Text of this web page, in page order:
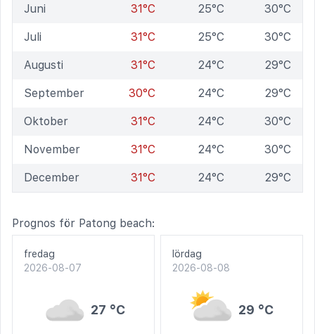
Juni 31°C 25°C 30°C
Juli 31°C 25°C 30°C
Augusti 31°C 24°C 29°C
September 30°C 24°C 29°C
Oktober 31°C 24°C 30°C
November 31°C 24°C 30°C
December 31°C 24°C 29°C
Prognos för Patong beach:
fredag
2026-08-07
27 °C
lördag
2026-08-08
29 °C